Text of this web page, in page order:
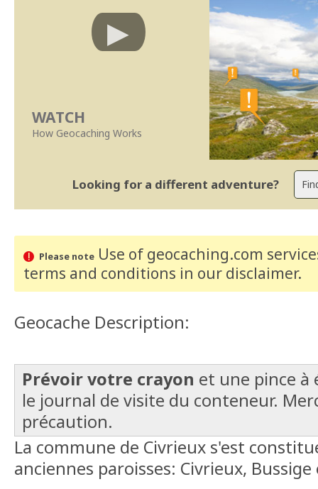
WATCH
How Geocaching Works
Looking for a different adventure?
Please noteUse of geocaching.com
terms and conditions in our disclaimer.
Geocache Description:
Prévoir votre crayon et une pince
le journal de visite du conteneur.
précaution.
La commune de Civrieux s'est
anciennes paroisses: Civrieux,